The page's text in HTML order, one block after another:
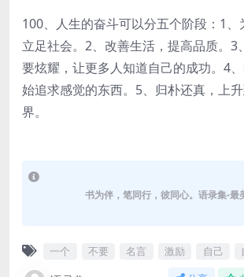
100、人生的奋斗可以分五个阶段：1、
立足社会。2、改善生活，提高品质。3
要炫耀，让更多人知道自己的成功。4
始追求感觉的东西。5、归朴还真，上
界。
书为伴，笔同行，彼同心。语录集-最
一个 不要 名言 激励 自己